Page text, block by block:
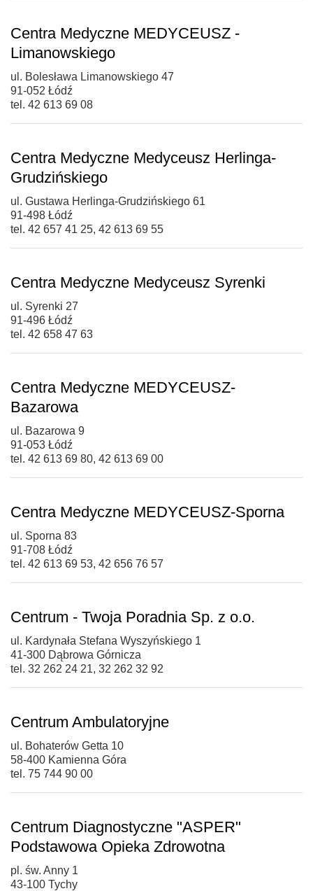
Centra Medyczne MEDYCEUSZ -
Limanowskiego
ul. Bolesława Limanowskiego 47
91-052 Łódź
tel. 42 613 69 08
Centra Medyczne Medyceusz Herlinga-
Grudzińskiego
ul. Gustawa Herlinga-Grudzińskiego 61
91-498 Łódź
tel. 42 657 41 25, 42 613 69 55
Centra Medyczne Medyceusz Syrenki
ul. Syrenki 27
91-496 Łódź
tel. 42 658 47 63
Centra Medyczne MEDYCEUSZ-
Bazarowa
ul. Bazarowa 9
91-053 Łódź
tel. 42 613 69 80, 42 613 69 00
Centra Medyczne MEDYCEUSZ-Sporna
ul. Sporna 83
91-708 Łódź
tel. 42 613 69 53, 42 656 76 57
Centrum - Twoja Poradnia Sp. z o.o.
ul. Kardynała Stefana Wyszyńskiego 1
41-300 Dąbrowa Górnicza
tel. 32 262 24 21, 32 262 32 92
Centrum Ambulatoryjne
ul. Bohaterów Getta 10
58-400 Kamienna Góra
tel. 75 744 90 00
Centrum Diagnostyczne "ASPER"
Podstawowa Opieka Zdrowotna
pl. św. Anny 1
43-100 Tychy